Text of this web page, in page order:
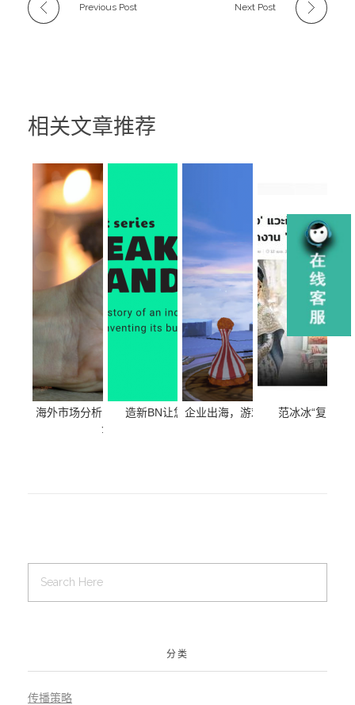
Previous Post Next Post
相关文章推荐
海外市场分析 | 全球小家电行业整体向上，中国
企业如何脱颖而出？
造新BN让您的LinkedIn领英更具商业价值
企业出海，游戏搭档广告在泰国很
范冰冰“复出”
分类
传播策略